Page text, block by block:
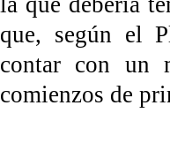
que, según el
contar con un
comienzos de